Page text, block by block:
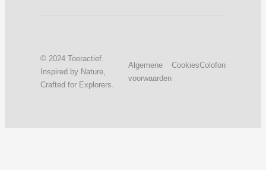
© 2024 Toeractief.
Inspired by Nature,
Crafted for Explorers.
Algemene
voorwaarden
CookiesColofon